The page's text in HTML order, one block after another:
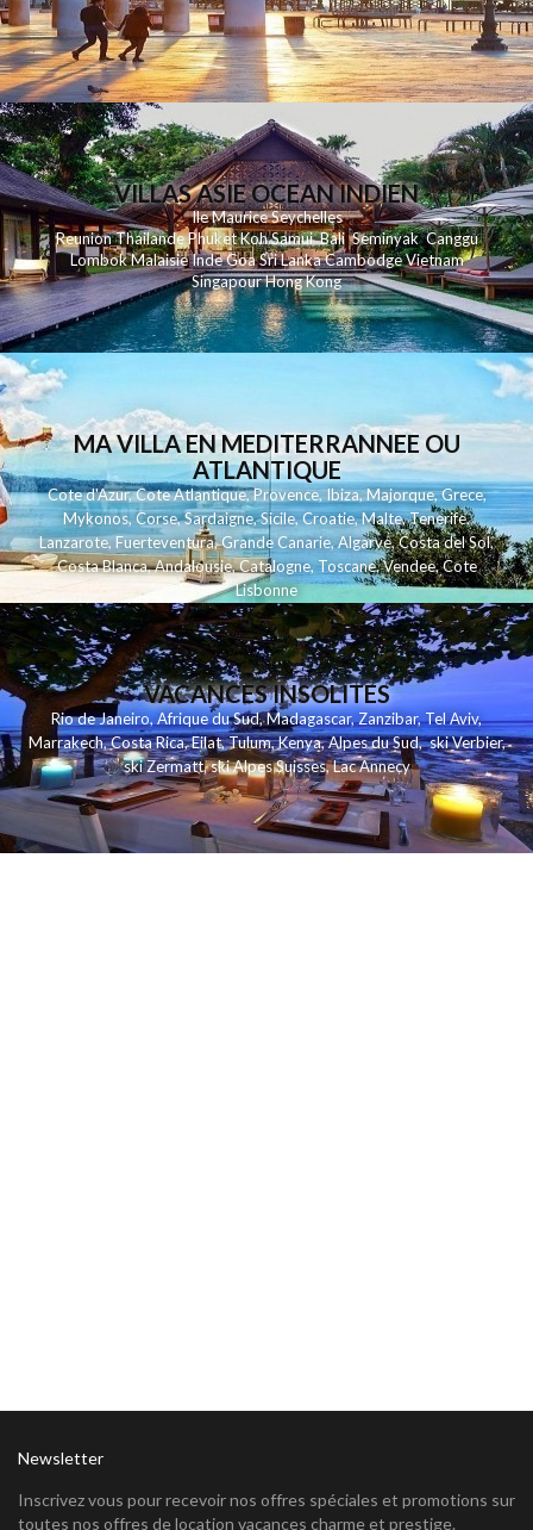
VILLAS ASIE OCEAN INDIEN
Ile MauriceSeychelles
ReunionThailandePhuketKohSamui Bali SeminyakCanggu
LombokMalaisieIndeGoaSri LankaCambodgeVietnam
SingapourHong Kong
MA VILLA EN MEDITERRANNEE OU
ATLANTIQUE
Cote d'Azur,Cote Atlantique,Provence,Ibiza,Majorque,Grece,
Mykonos,Corse,Sardaigne,Sicile,Croatie,Malte,Tenerife,
Lanzarote,Fuerteventura,Grande Canarie,Algarve,Costa del Sol,
Costa Blanca,Andalousie,Catalogne,Toscane,Vendee,Cote
Lisbonne
VACANCES INSOLITES
Rio de Janeiro,Afrique du Sud,Madagascar,Zanzibar,Tel Aviv,
Marrakech,Costa Rica,Eilat,Tulum,Kenya,Alpes du Sud,ski Verbier,
ski Zermatt,ski Alpes Suisses,Lac Annecy
Newsletter
Inscrivez vous pour recevoir nos offres spéciales et promotions sur
toutes nos offres de location vacances charme et prestige.